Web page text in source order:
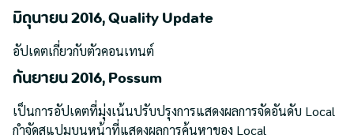
มิถุนายน 2016, Quality Update
อัปเดตเกี่ยวกับตัวคอนเทนต์
กันยายน 2016, Possum
เป็นการอัปเดตที่มุ่งเน้นปรับปรุงการแสดงผลการจัดอันดับ Local
กำจัดสแปมบนหน้าที่แสดงผลการค้นหาของ Local